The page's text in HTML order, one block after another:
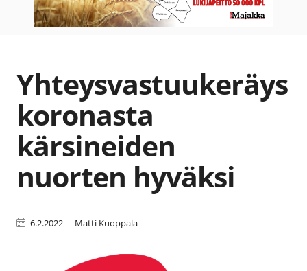
Yhteysvastuukeräys
koronasta
kärsineiden
nuorten hyväksi
6.2.2022 Matti Kuoppala